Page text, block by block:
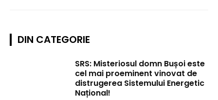
DIN CATEGORIE
SRS: Misteriosul domn Bușoi este
cel mai proeminent vinovat de
distrugerea Sistemului Energetic
Național!